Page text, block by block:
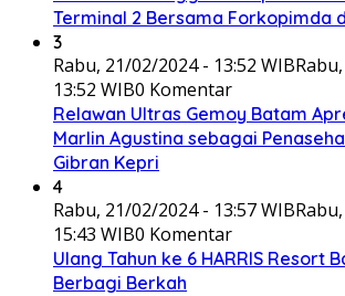
Terminal 2 Bersama Forkopimda
3
Rabu, 21/02/2024 - 13:52 WIB
13:52 WIB0 Komentar
Relawan Ultras Gemoy Batam
Marlin Agustina sebagai
Gibran Kepri
4
Rabu, 21/02/2024 - 13:57 WIB
15:43 WIB0 Komentar
Ulang Tahun ke 6 HARRIS Resort
Berbagi Berkah